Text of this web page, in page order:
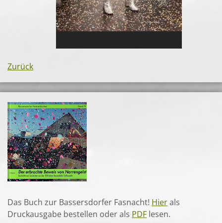
Zurück
Das Buch zur Bassersdorfer Fasnacht! Hierals
Druckausgabe bestellen oder als PDF lesen.